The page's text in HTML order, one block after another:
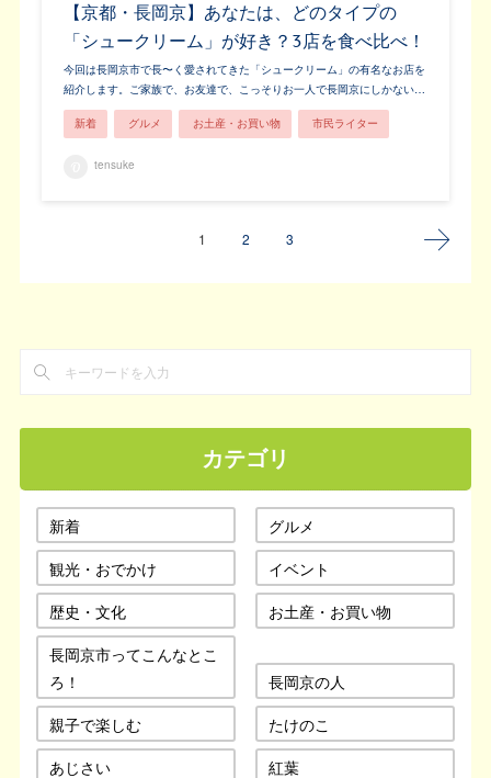
【京都・長岡京】あなたは、どのタイプの
「シュークリーム」が好き？3店を食べ比べ！
今回は長岡京市で長〜く愛されてきた「シュークリーム」の有名なお店を
紹介します。ご家族で、お友達で、こっそりお一人で長岡京にしかない…
新着 グルメ お土産・お買い物 市民ライター
tensuke
1 2 3
カテゴリ
新着
グルメ
観光・おでかけ
イベント
歴史・文化
お土産・お買い物
長岡京市ってこんなとこ
ろ！
長岡京の人
親子で楽しむ
たけのこ
あじさい
紅葉